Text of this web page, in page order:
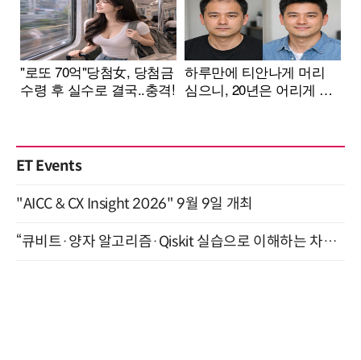
ET Events
"AICC & CX Insight 2026" 9월 9일 개최
“큐비트·양자 알고리즘·Qiskit 실습으로 이해하는 차세대 컴퓨팅” (8/28)